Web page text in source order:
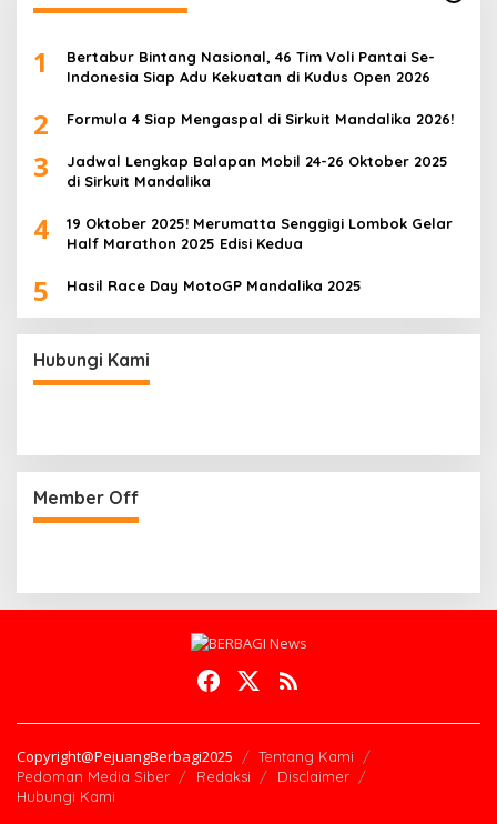
1
Bertabur Bintang Nasional, 46 Tim Voli Pantai Se-
Indonesia Siap Adu Kekuatan di Kudus Open 2026
2 Formula 4 Siap Mengaspal di Sirkuit Mandalika 2026!
3
Jadwal Lengkap Balapan Mobil 24-26 Oktober 2025
di Sirkuit Mandalika
4
19 Oktober 2025! Merumatta Senggigi Lombok Gelar
Half Marathon 2025 Edisi Kedua
5 Hasil Race Day MotoGP Mandalika 2025
Hubungi Kami
Member Off
Copyright@PejuangBerbagi2025
Tentang Kami
Pedoman Media Siber
Redaksi
Disclaimer
Hubungi Kami